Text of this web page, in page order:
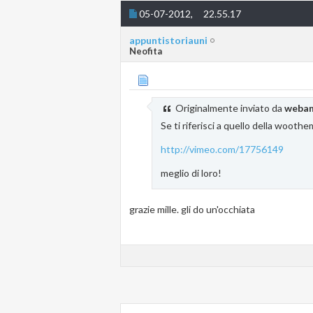
05-07-2012, 22.55.17
appuntistoriauni
Neofita
Originalmente inviato da
Se ti riferisci a quello della
http://vimeo.com/17756149
meglio di loro!
grazie mille. gli do un'occhiata